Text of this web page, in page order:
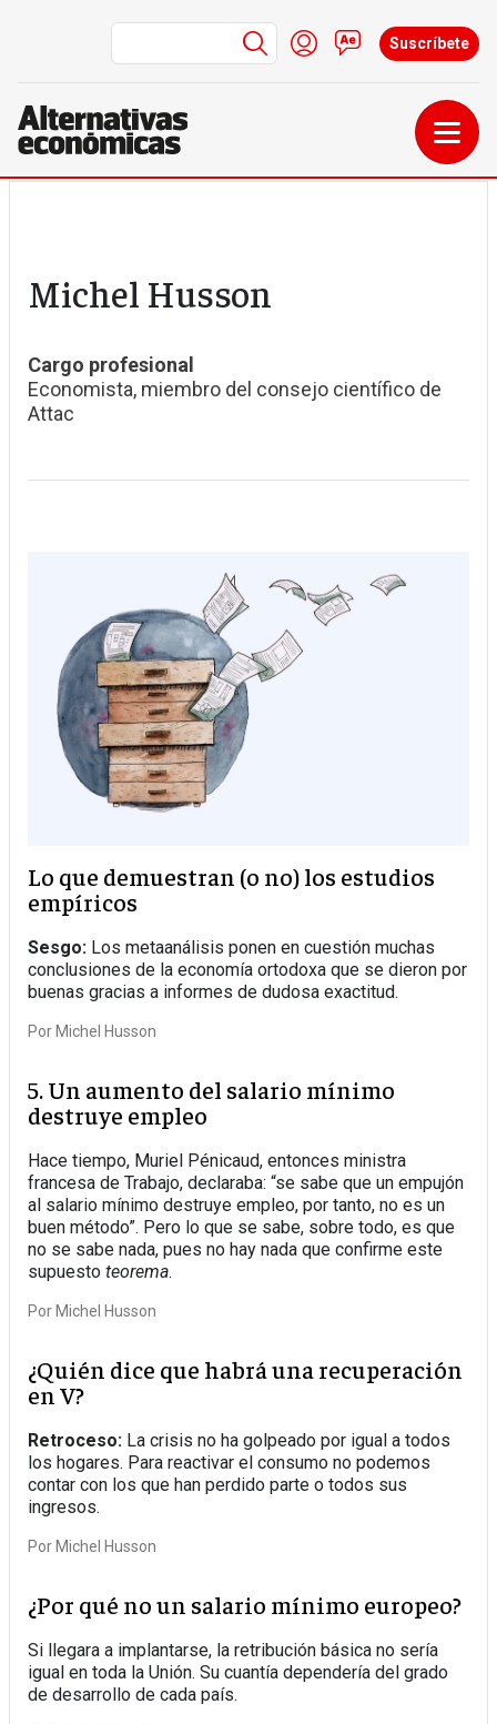
Menú de cuenta de
Iniciar sesión
Contacto
Suscríbete
Michel Husson
Cargo profesional
Economista, miembro del consejo científico de
Attac
Lo que demuestran (o no) los estudios
empíricos
Sesgo: Los metaanálisis ponen en cuestión muchas
conclusiones de la economía ortodoxa que se dieron por
buenas gracias a informes de dudosa exactitud.
Por Michel Husson
5. Un aumento del salario mínimo
destruye empleo
Hace tiempo, Muriel Pénicaud, entonces ministra
francesa de Trabajo, declaraba: “se sabe que un empujón
al salario mínimo destruye empleo, por tanto, no es un
buen método”. Pero lo que se sabe, sobre todo, es que
no se sabe nada, pues no hay nada que confirme este
supuesto teorema.
Por Michel Husson
¿Quién dice que habrá una recuperación
en V?
Retroceso: La crisis no ha golpeado por igual a todos
los hogares. Para reactivar el consumo no podemos
contar con los que han perdido parte o todos sus
ingresos.
Por Michel Husson
¿Por qué no un salario mínimo europeo?
Si llegara a implantarse, la retribución básica no sería
igual en toda la Unión. Su cuantía dependería del grado
de desarrollo de cada país.